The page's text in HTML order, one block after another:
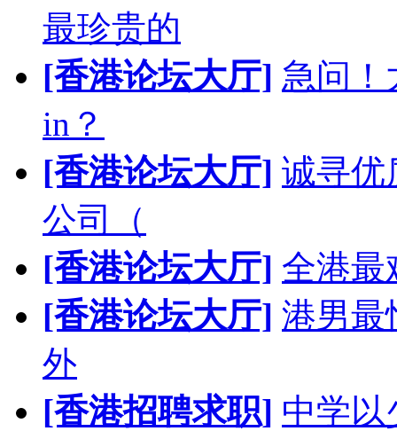
最珍贵的
[香港论坛大厅] 急问！
in？
[香港论坛大厅] 诚寻优
公司（
[香港论坛大厅] 全港最
[香港论坛大厅] 港男最
外
[香港招聘求职] 中学以